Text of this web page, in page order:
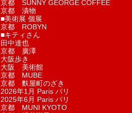
京都 SUNNY GEORGE COFFEE
京都 漬物
■美術展 個展
京都 ROBYN
■キティさん
田中達也
京都 廣澤
大阪歩き
大阪 美術館
京都 MUBE
京都 麩屋町のざき
2026年1月 Paris パリ
2025年6月 Paris パリ
京都 MUNI KYOTO